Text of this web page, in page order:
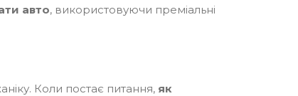
авто, використовуючи преміальні
Коли постає питання, як